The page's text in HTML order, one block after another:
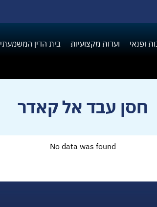
ופנאי ועדות מקצועיות בית הדין המשמעתי
חסן עבד אל קאדר
No data was found